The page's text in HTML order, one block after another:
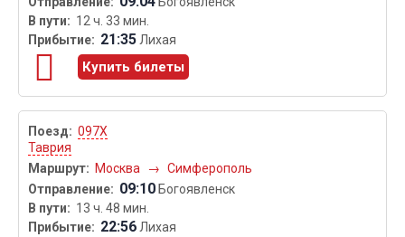
12 ч. 33 мин.
21:35Лихая
Купить билеты
097Х
Таврия
Москва
→ Симферополь
09:10 Богоявленск
13 ч. 48 мин.
22:56Лихая